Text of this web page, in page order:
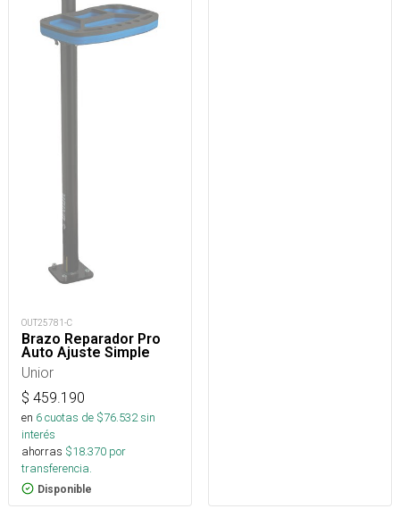
OUT25781-C
Brazo Reparador Pro
Auto Ajuste Simple
Unior
$ 459.190
en 6cuotas de $76.532sin
interés
ahorras $18.370 por
transferencia.
Disponible